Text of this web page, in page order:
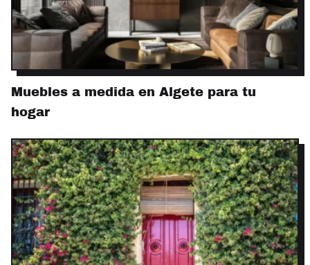
Muebles a medida en Algete para tu
hogar